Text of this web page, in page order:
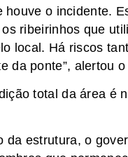
o incidente.
ribeirinhos que
local. Há riscos
da ponte”, alertou
total da área é
estrutura, o